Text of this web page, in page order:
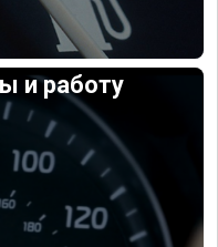
и работу